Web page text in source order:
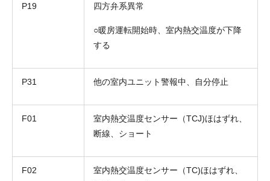
P19 四方弁系異常
○暖房運転開始時、室内熱交温度が下降
する
P31 他の室内ユニット警報中、自分停止
F01
室内熱交温度センサー（TCJ)ほはずれ、
断線、ショート
F02
室内熱交温度センサー（TC)ほはずれ、